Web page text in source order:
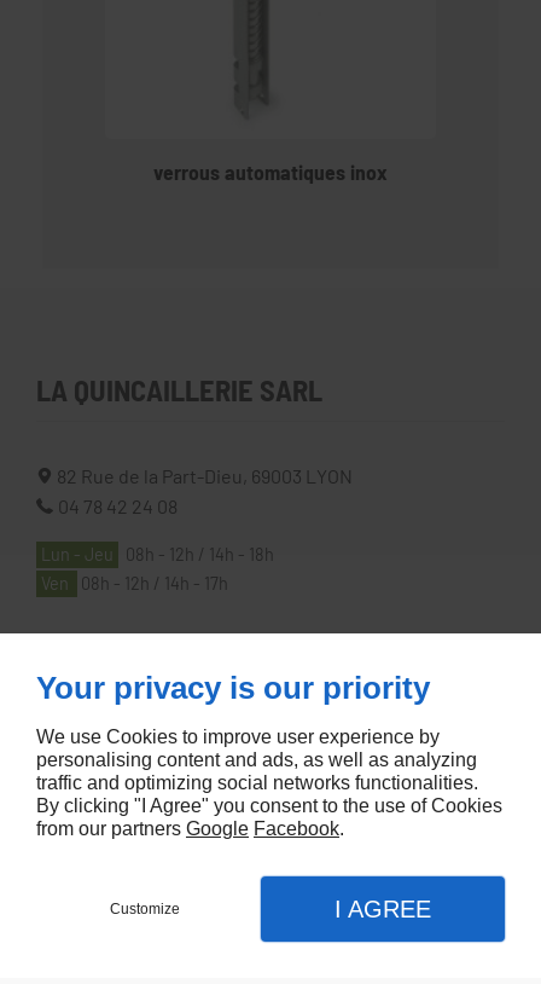
verrous automatiques inox
LA QUINCAILLERIE SARL
82 Rue de la Part-Dieu, 69003
LYON
04 78 42 24 08
Lun - Jeu
08h - 12h / 14h - 18h
Ven
08h - 12h / 14h - 17h
À PROPOS
Accueil
Contactez-nous
Mentions légales
Plan du site
Your privacy is our priority
We use Cookies to improve user experience by
personalising content and ads, as well as analyzing
traffic and optimizing social networks functionalities.
By clicking "I Agree" you consent to the use of Cookies
from our partners Google Facebook.
Customize I AGREE